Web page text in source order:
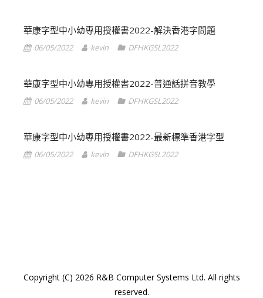
華康字型中小幼專用授權書2022-解決香港字問題
06/05/2022 kevin DFHKGSL2022
華康字型中小幼專用授權書2022-普通話拼音教學
06/05/2022 kevin DFHKGSL2022
華康字型中小幼專用授權書2022-最新標準香港字型
06/05/2022 kevin DFHKGSL2022
Copyright (C) 2026 R&B Computer Systems Ltd. All rights
reserved.